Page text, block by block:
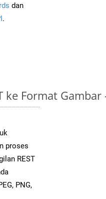
dan
.
ke Format
proses
REST
PNG,